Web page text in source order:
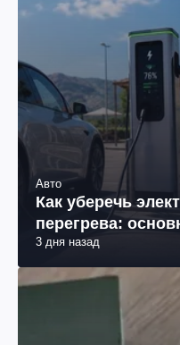
Авто
Как уберечь
перегрева:
3 дня назад